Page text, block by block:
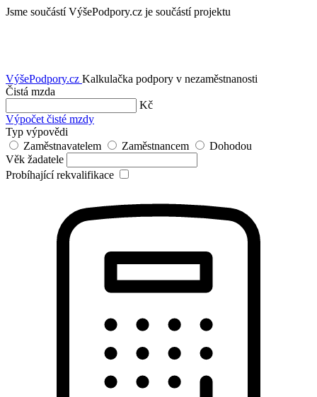
Jsme součástí VýšePodpory.cz je součástí projektu
VýšePodpory.cz Kalkulačka podpory v nezaměstnanosti
Čistá mzda
Kč
Výpočet čisté mzdy
Typ výpovědi
Zaměstnavatelem
Zaměstnancem
Dohodou
Věk žadatele
Probíhající rekvalifikace